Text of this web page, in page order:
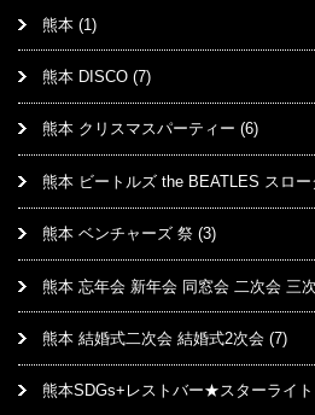
熊本 (1)
熊本 DISCO (7)
熊本 クリスマスパーティー (6)
熊本 ビートルズ the BEATLES スロー
熊本 ベンチャーズ 祭 (3)
熊本 忘年会 新年会 同窓会 二次会 三
熊本 結婚式二次会 結婚式2次会 (7)
熊本SDGs+レストバー★スターライト